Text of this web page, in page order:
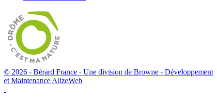
© 2026 - Bérard France - Une division de Browne - Développement
et Maintenance AlizeWeb